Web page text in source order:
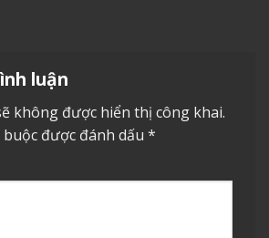
luận
không được hiển thị công khai.
được đánh dấu *